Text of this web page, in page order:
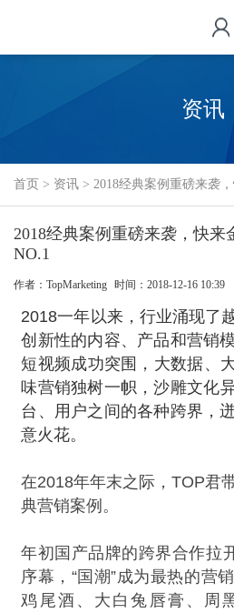
资讯
首页 > 资讯 > 2018经典案例重磅来袭，
2018经典案例重磅来袭，快来
NO.1
作者：TopMarketing 时间：2018-12-16 10:39
2018一年以来，行业涌现了
创新性的内容、产品和营销
短视频成功突围，大数据、
味营销独树一帜，沙雕文
台、用户之间的各种跨界，
意火花。
在2018年年末之际，TOP君
典营销案例。
年初国产品牌的跨界合作拉
序幕，“国潮”成为最热的营
鸡尾酒、大白兔唇膏、周